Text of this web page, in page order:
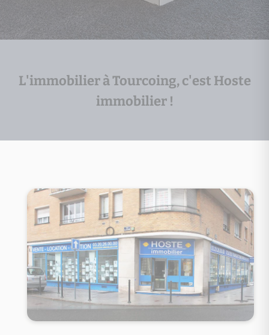
L'immobilier à Tourcoing, c'est Hoste
immobilier !